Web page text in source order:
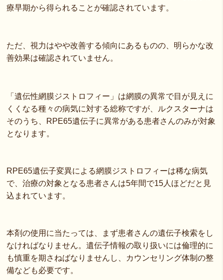
療早期から得られることが確認されています。
ただ、視力はやや改善する傾向にあるものの、明らかな改
善効果は確認されていません。
「遺伝性網膜ジストロフィー」は網膜の異常で目が見えに
くくなる種々の病気に対する総称ですが、ルクスターナは
そのうち、RPE65遺伝子に異常がある患者さんのみが対象
となります。
RPE65遺伝子変異による網膜ジストロフィーは稀な病気
で、治療の対象となる患者さんは5年間で15人ほどだと見
込まれています。
本剤の使用に当たっては、まず患者さんの遺伝子検索をし
なければなりません。遺伝子情報の取り扱いには倫理的に
も慎重を期さねばなりませんし、カウンセリング体制の整
備なども必要です。